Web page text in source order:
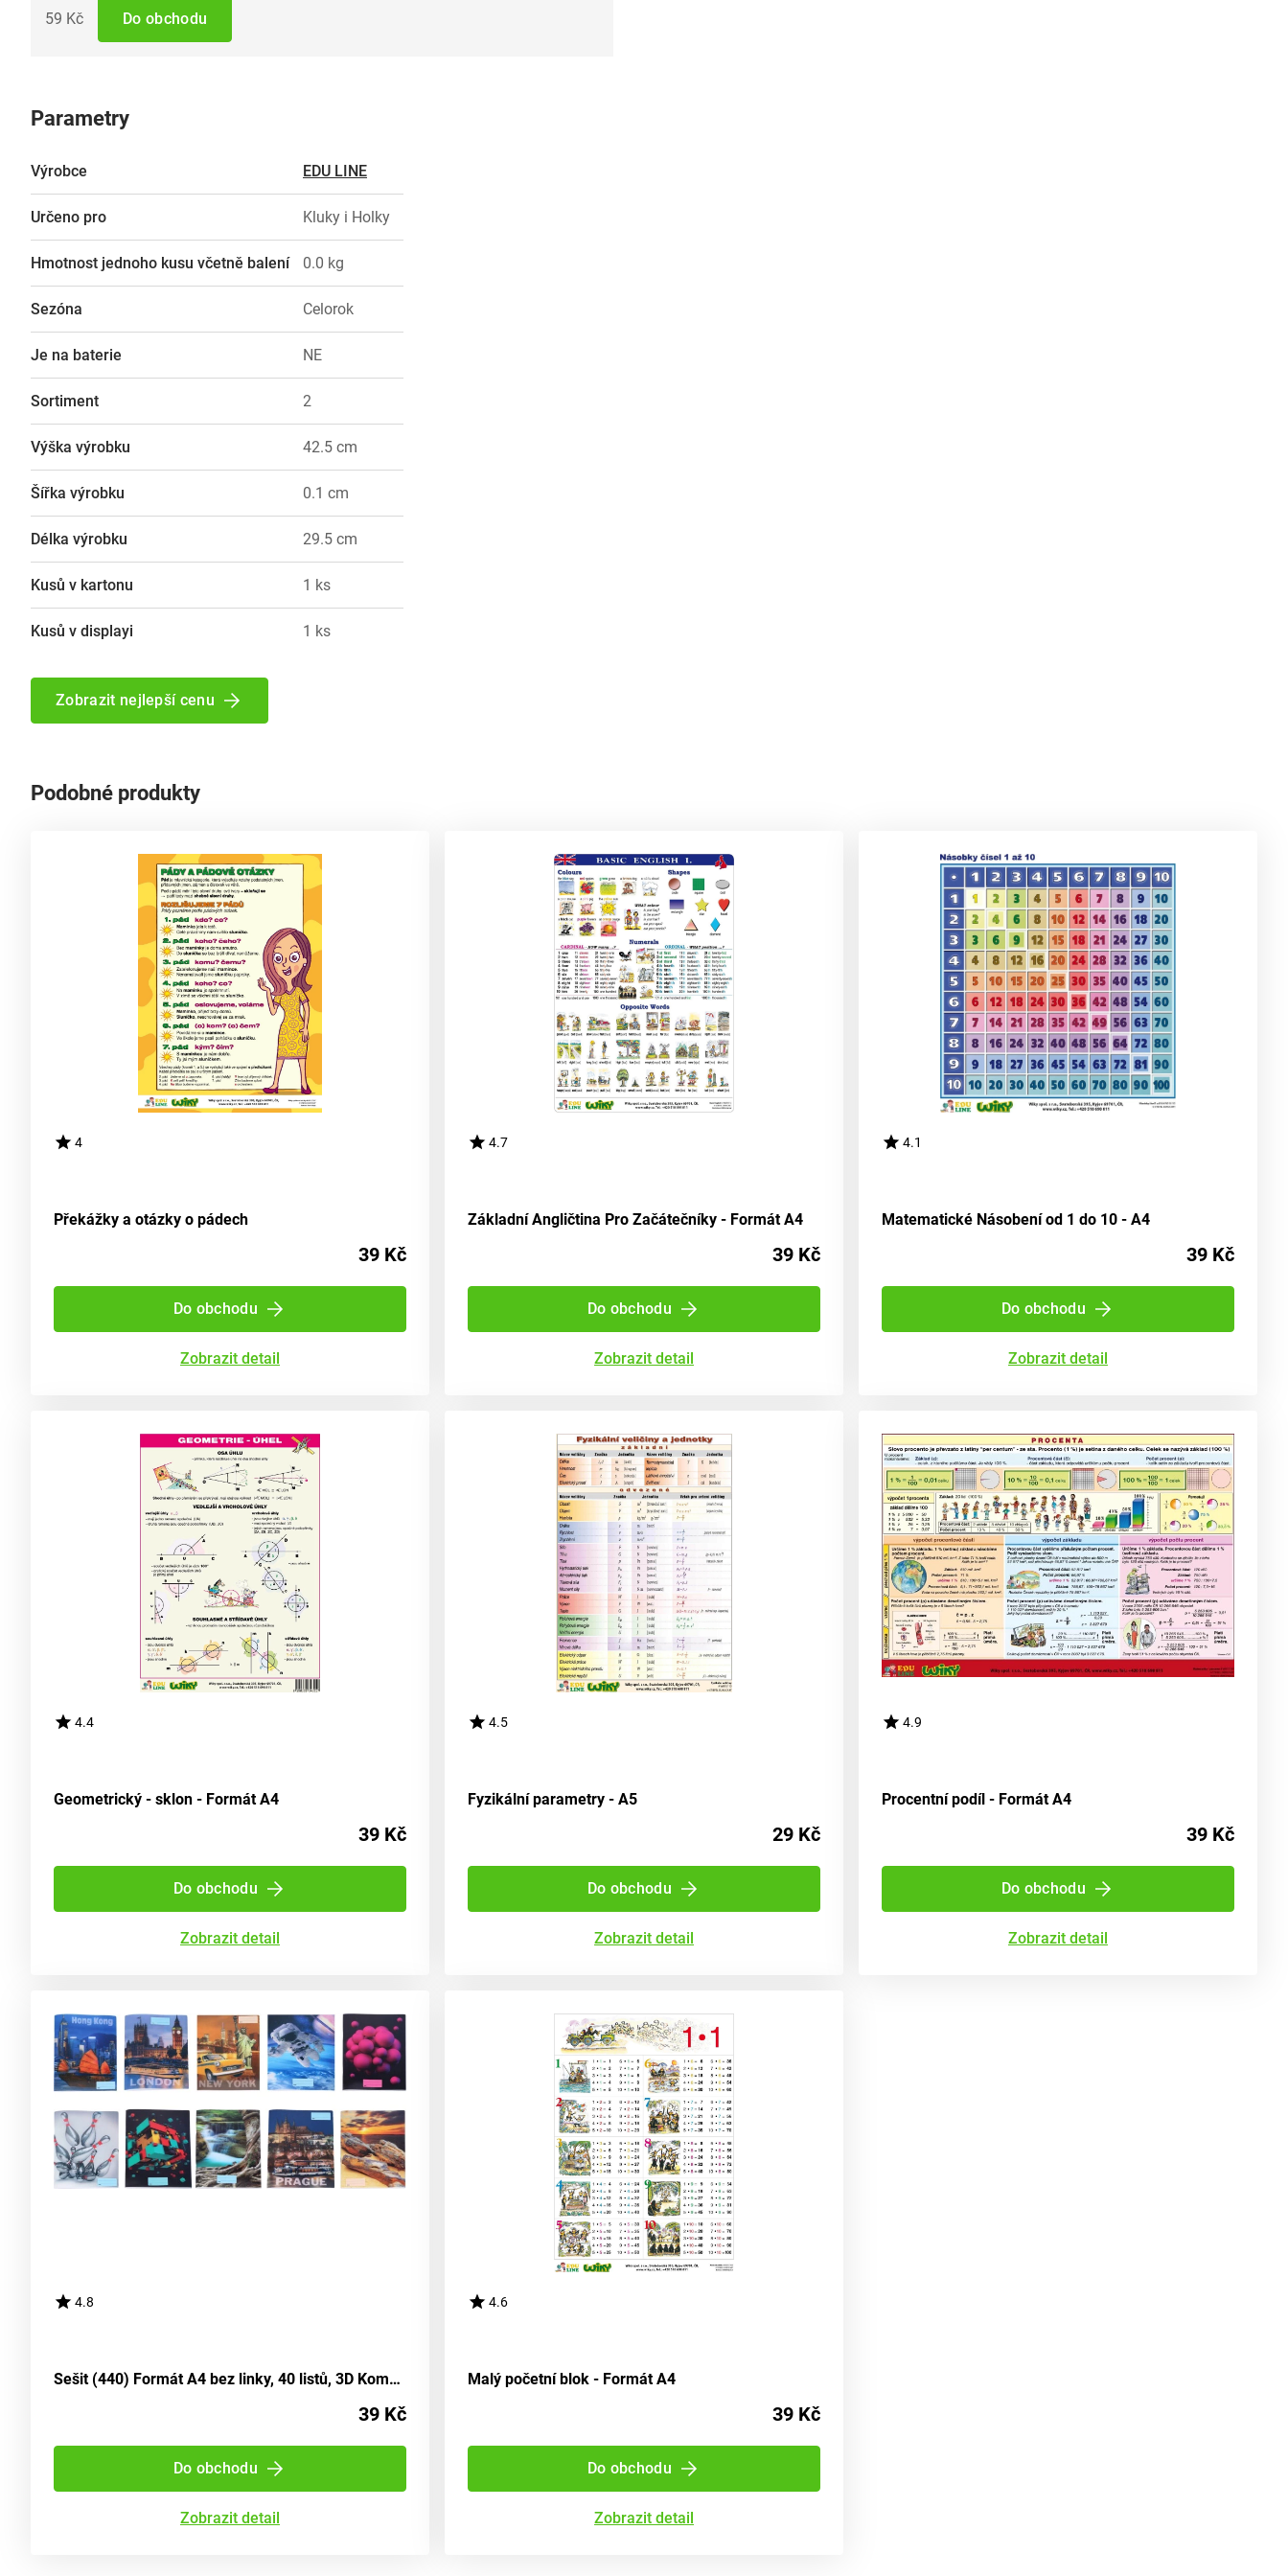
59 Kč Do obchodu
Parametry
Výrobce EDU LINE
Určeno pro Kluky i Holky
Hmotnost jednoho kusu včetně balení 0.0 kg
Sezóna Celorok
Je na baterie NE
Sortiment 2
Výška výrobku 42.5 cm
Šířka výrobku 0.1 cm
Délka výrobku 29.5 cm
Kusů v kartonu 1 ks
Kusů v displayi 1 ks
Zobrazit nejlepší cenu
Podobné produkty
4
Překážky a otázky o pádech
39 Kč
Do obchodu
Zobrazit detail
4.7
Základní Angličtina Pro Začátečníky - Formát A4
39 Kč
Do obchodu
Zobrazit detail
4.1
Matematické Násobení od 1 do 10 - A4
39 Kč
Do obchodu
Zobrazit detail
4.4
Geometrický - sklon - Formát A4
39 Kč
Do obchodu
Zobrazit detail
4.5
Fyzikální parametry - A5
29 Kč
Do obchodu
Zobrazit detail
4.9
Procentní podíl - Formát A4
39 Kč
Do obchodu
Zobrazit detail
4.8
Sešit (440) Formát A4 bez linky, 40 listů, 3D Kombinace
39 Kč
Do obchodu
Zobrazit detail
4.6
Malý početní blok - Formát A4
39 Kč
Do obchodu
Zobrazit detail